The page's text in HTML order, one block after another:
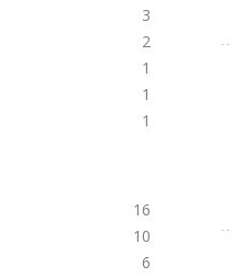
3
2
1
1
1
16
10
6